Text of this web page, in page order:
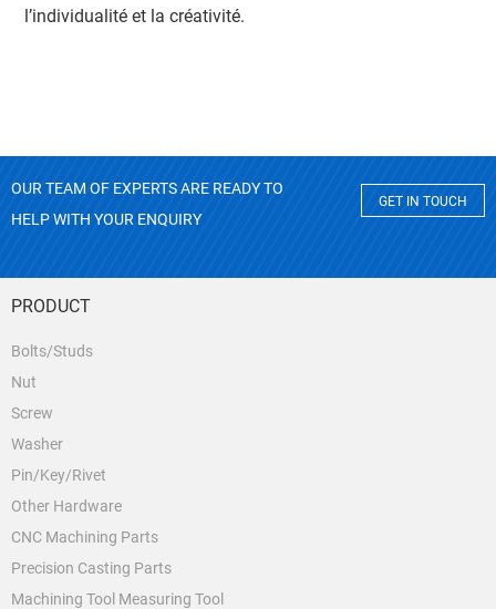
l’individualité et la créativité.
OUR TEAM OF EXPERTS ARE READY TO
HELP WITH YOUR ENQUIRY
GET IN TOUCH
PRODUCT
Bolts/Studs
Nut
Screw
Washer
Pin/Key/Rivet
Other Hardware
CNC Machining Parts
Precision Casting Parts
Machining Tool Measuring Tool